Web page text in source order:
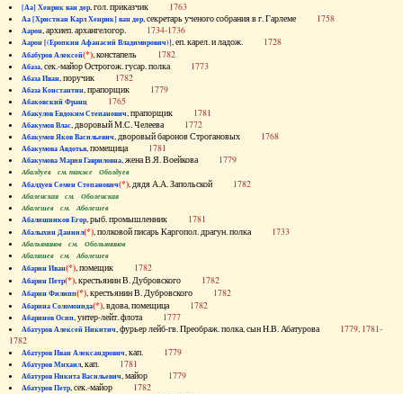
[Аа] Хенрик ван дер, гол. приказчик 1763
Аа [Христиан Карл Хенрик] ван дер, секретарь ученого собрания в г. Гарлеме 1758
Аарон, архиеп. архангелогор. 1734-1736
Аарон [(Еропкин Афанасий Владимирович)], еп. карел. и ладож. 1728
Абабуров Алексей(*), констапель 1782
Абаза, сек.-майор Острогож. гусар. полка 1773
Абаза Иван, поручик 1782
Абаза Константин, прапорщик 1779
Абаковский Франц 1765
Абакулов Евдоким Степанович, прапорщик 1781
Абакумов Влас, дворовый М.С. Челеева 1772
Абакумов Яков Васильевич, дворовый баронов Строгановых 1768
Абакумова Авдотья, помещица 1781
Абакумова Мария Гавриловна, жена В.Я. Воейкова 1779
Абалдуев см. также Оболдуев
Абалдуев Семен Степанович(*), дядя А.А. Запольской 1782
Абаленская см. Оболенская
Абалешев см. Аболешев
Абалишников Егор, рыб. промышленник 1781
Абалыхин Даниил(*), полковой писарь Каргопол. драгун. полка 1733
Абальянинов см. Обольянинов
Абаляшев см. Аболешев
Абарин Иван(*), помещик 1782
Абарин Петр(*), крестьянин В. Дубровского 1782
Абарин Филипп(*), крестьянин В. Дубровского 1782
Абарина Соломонида(*), вдова, помещица 1782
Абаринов Осип, унтер-лейт. флота 1777
Абатуров Алексей Никитич, фурьер лейб-гв. Преображ. полка, сын Н.В. Абатурова 1779, 1781-
1782
Абатуров Иван Александрович, кап. 1779
Абатуров Михаил, кап. 1781
Абатуров Никита Васильевич, майор 1779
Абатуров Петр, сек.-майор 1782